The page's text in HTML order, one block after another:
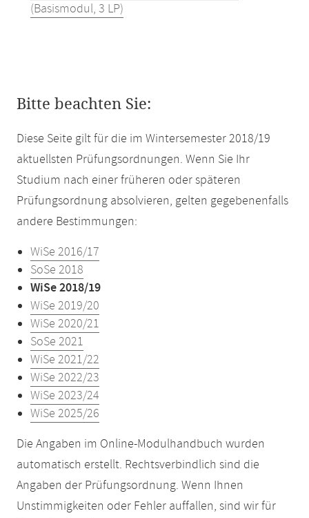
(Basismodul, 3 LP)
Bitte beachten Sie:
Diese Seite gilt für die im Wintersemester 2018/19
aktuellsten Prüfungsordnungen. Wenn Sie Ihr
Studium nach einer früheren oder späteren
Prüfungsordnung absolvieren, gelten gegebenenfalls
andere Bestimmungen:
WiSe 2016/17
SoSe 2018
WiSe 2018/19
WiSe 2019/20
WiSe 2020/21
SoSe 2021
WiSe 2021/22
WiSe 2022/23
WiSe 2023/24
WiSe 2025/26
Die Angaben im Online-Modulhandbuch wurden
automatisch erstellt. Rechtsverbindlich sind die
Angaben der Prüfungsordnung. Wenn Ihnen
Unstimmigkeiten oder Fehler auffallen, sind wir für